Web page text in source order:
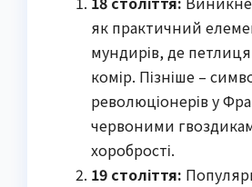
як практичний
мундирів, де петлиця
комір. Пізніше –
революціонерів у
червоними
хоробрості.
19 століття: